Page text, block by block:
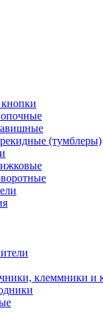
(тумблеры)
клеммники и